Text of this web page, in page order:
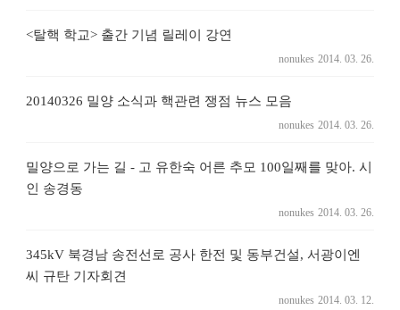
<탈핵 학교> 출간 기념 릴레이 강연
nonukes 2014. 03. 26.
20140326 밀양 소식과 핵관련 쟁점 뉴스 모음
nonukes 2014. 03. 26.
밀양으로 가는 길 - 고 유한숙 어른 추모 100일째를 맞아. 시
인 송경동
nonukes 2014. 03. 26.
345kV 북경남 송전선로 공사 한전 및 동부건설, 서광이엔
씨 규탄 기자회견
nonukes 2014. 03. 12.